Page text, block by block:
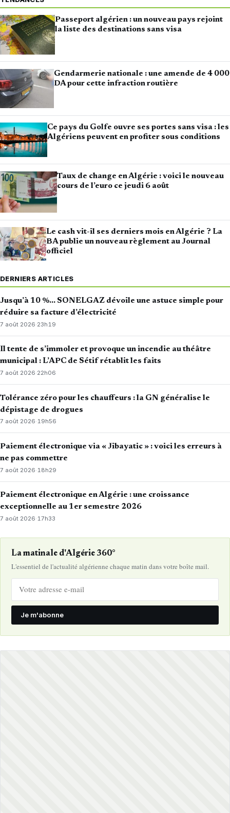
Passeport algérien : un nouveau pays rejoint
la liste des destinations sans visa
Gendarmerie nationale : une amende de 4 000
DA pour cette infraction routière
Ce pays du Golfe ouvre ses portes sans visa : les
Algériens peuvent en profiter sous conditions
Taux de change en Algérie : voici le nouveau
cours de l’euro ce jeudi 6 août
Le cash vit-il ses derniers mois en Algérie ? La
BA publie un nouveau règlement au Journal
officiel
DERNIERS ARTICLES
Jusqu’à 10 %… SONELGAZ dévoile une astuce simple pour
réduire sa facture d’électricité
7 août 2026·23h19
Il tente de s’immoler et provoque un incendie au théâtre
municipal : L’APC de Sétif rétablit les faits
7 août 2026·22h06
Tolérance zéro pour les chauffeurs : la GN généralise le
dépistage de drogues
7 août 2026·19h56
Paiement électronique via « Jibayatic » : voici les erreurs à
ne pas commettre
7 août 2026·18h29
Paiement électronique en Algérie : une croissance
exceptionnelle au 1er semestre 2026
7 août 2026·17h33
La matinale d'Algérie 360°
L'essentiel de l'actualité algérienne chaque matin dans votre boîte mail.
Je m'abonne